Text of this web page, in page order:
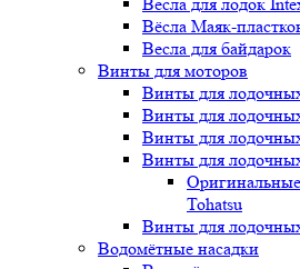
Вёсла Маяк-
Весла для байдарок
Винты для моторов
Винты для
Винты для
Винты для
Винты для
Tohatsu
Винты для
Водомётные насадки